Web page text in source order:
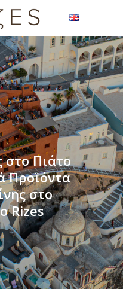
Πιάτο
Προϊόντα
στο
Rizes